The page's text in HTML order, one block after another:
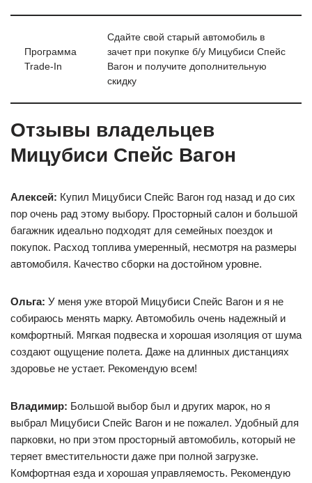
Программа
Trade-In
Сдайте свой старый автомобиль в
зачет при покупке б/у Мицубиси Спейс
Вагон и получите дополнительную
скидку
Отзывы владельцев
Мицубиси Спейс Вагон
Алексей: Купил Мицубиси Спейс Вагон год назад и до сих
пор очень рад этому выбору. Просторный салон и большой
багажник идеально подходят для семейных поездок и
покупок. Расход топлива умеренный, несмотря на размеры
автомобиля. Качество сборки на достойном уровне.
Ольга: У меня уже второй Мицубиси Спейс Вагон и я не
собираюсь менять марку. Автомобиль очень надежный и
комфортный. Мягкая подвеска и хорошая изоляция от шума
создают ощущение полета. Даже на длинных дистанциях
здоровье не устает. Рекомендую всем!
Владимир: Большой выбор был и других марок, но я
выбрал Мицубиси Спейс Вагон и не пожалел. Удобный для
парковки, но при этом просторный автомобиль, который не
теряет вместительности даже при полной загрузке.
Комфортная езда и хорошая управляемость. Рекомендую